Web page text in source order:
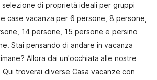
selezione di proprietà ideali per gruppi
case vacanza per 6 persone, 8 persone,
14 persone, 15 persone e persino
Stai pensando di andare in vacanza
Allora dai un'occhiata alle nostre
troverai diverse Casa vacanze con